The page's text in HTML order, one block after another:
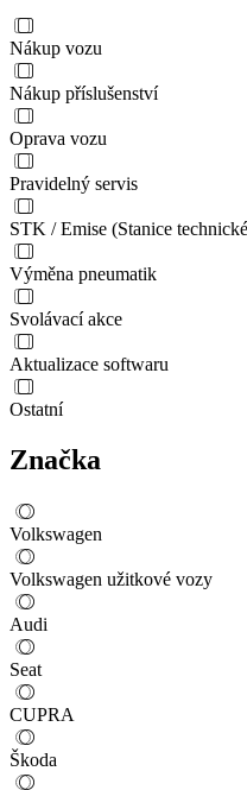
Nákup vozu
Nákup příslušenství
Oprava vozu
Pravidelný servis
STK / Emise (Stanice
Výměna pneumatik
Svolávací akce
Aktualizace softwaru
Ostatní
Značka
Volkswagen
Volkswagen užitkové vozy
Audi
Seat
CUPRA
Škoda